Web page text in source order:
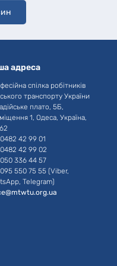
адреса
спілка робітників
транспорту України
плато, 5Б,
1, Одеса, Україна,
42 99 01
42 99 02
336 44 57
550 75 55 (Viber,
Telegram)